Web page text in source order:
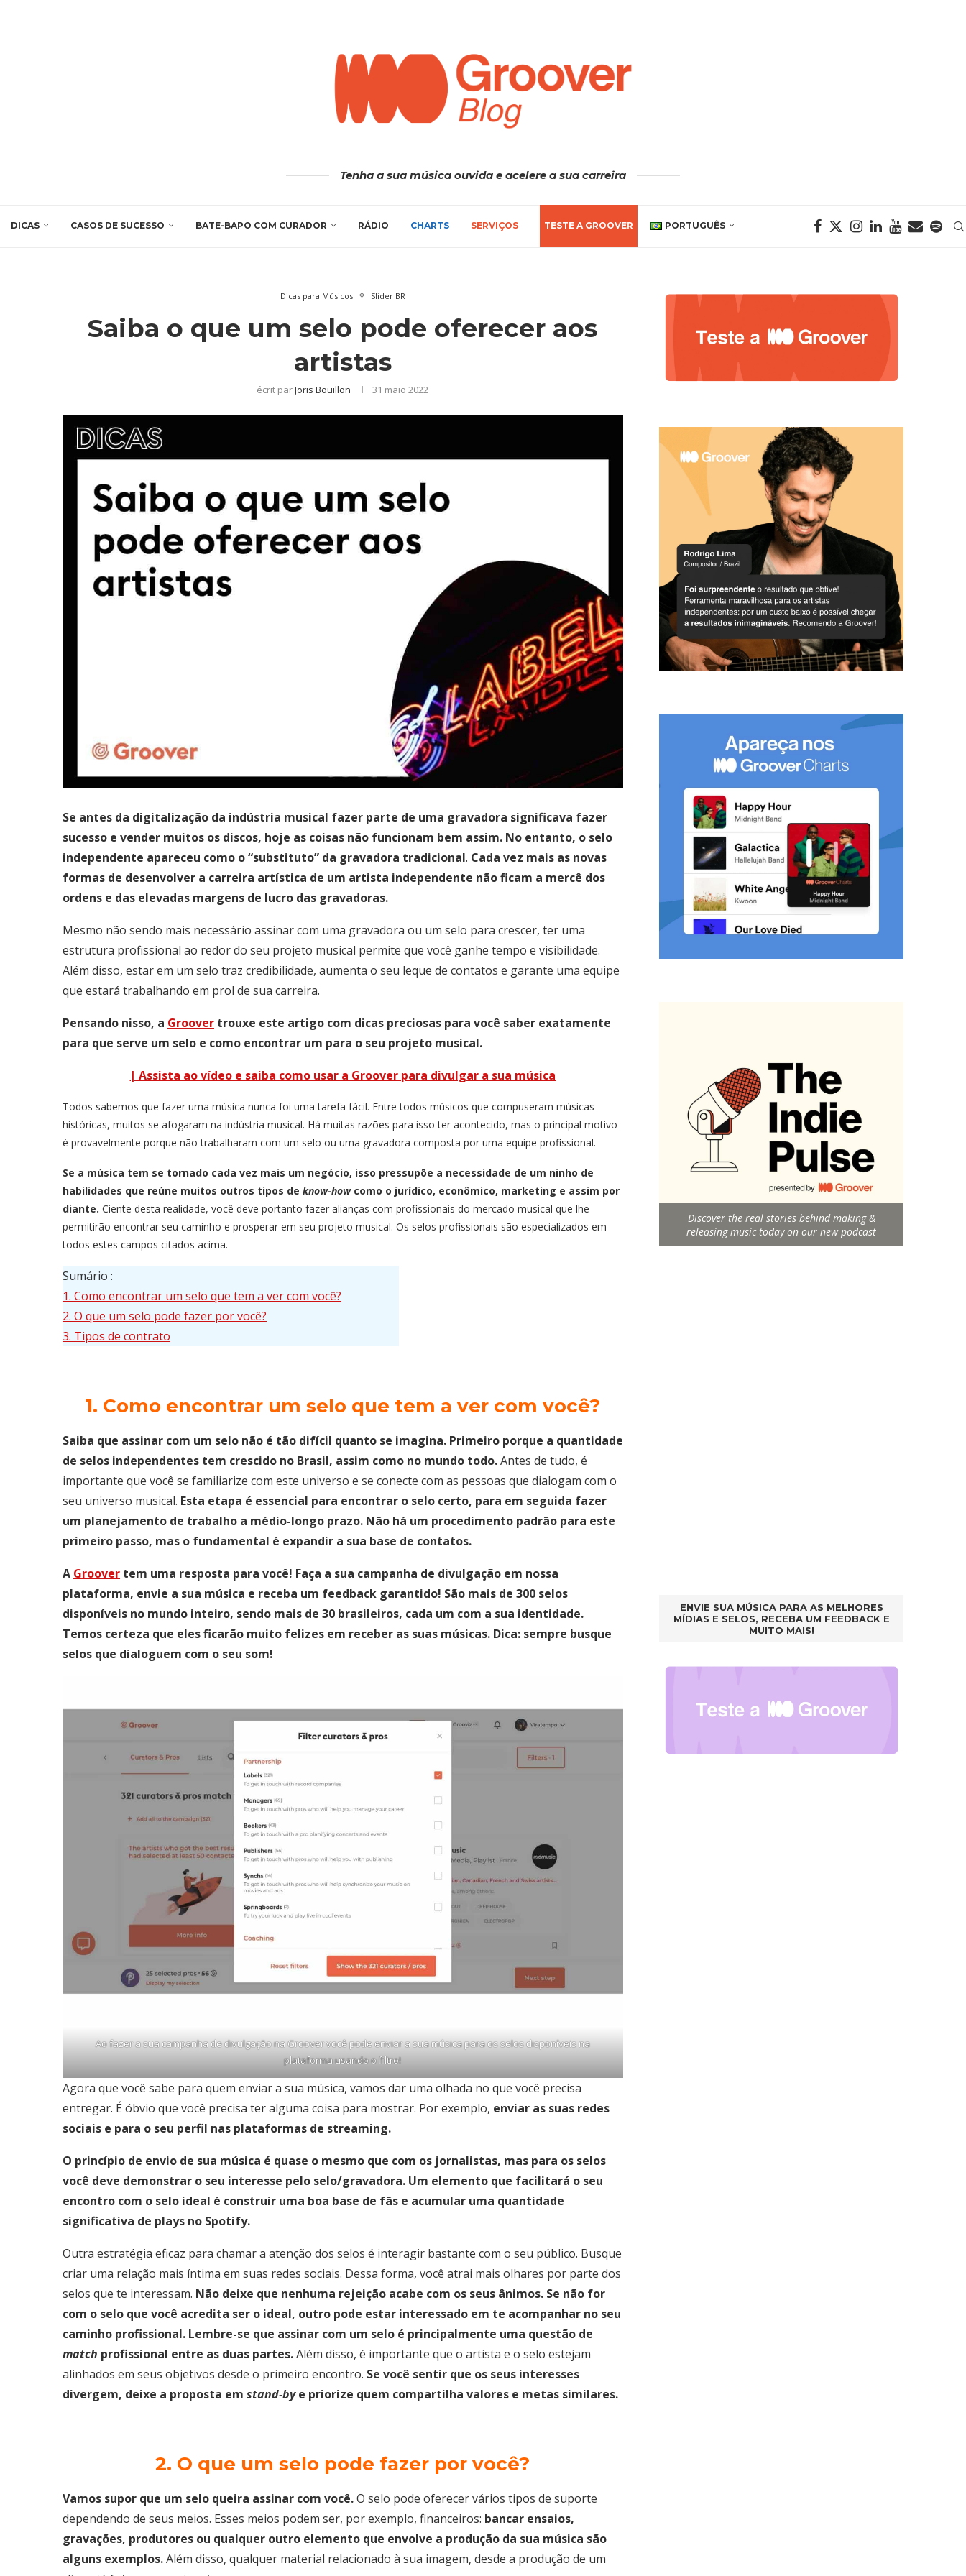
Tenha a sua música ouvida e acelere a sua carreira
DICAS CASOS DE SUCESSO BATE-BAPO COM CURADOR RÁDIO CHARTS SERVIÇOS TESTE A GROOVER PORTUGUÊS
Dicas para Músicos Slider BR
Saiba o que um selo pode oferecer aos
artistas
écrit parJoris Bouillon 31 maio 2022
Se antes da digitalização da indústria musical fazer parte de uma gravadora significava fazer
sucesso e vender muitos os discos, hoje as coisas não funcionam bem assim. No entanto, o selo
independente apareceu como o “substituto” da gravadora tradicional. Cada vez mais as novas
formas de desenvolver a carreira artística de um artista independente não ficam a mercê dos
ordens e das elevadas margens de lucro das gravadoras.
Mesmo não sendo mais necessário assinar com uma gravadora ou um selo para crescer, ter uma
estrutura profissional ao redor do seu projeto musical permite que você ganhe tempo e visibilidade.
Além disso, estar em um selo traz credibilidade, aumenta o seu leque de contatos e garante uma equipe
que estará trabalhando em prol de sua carreira.
Pensando nisso, a Groover trouxe este artigo com dicas preciosas para você saber exatamente
para que serve um selo e como encontrar um para o seu projeto musical.
| Assista ao vídeo e saiba como usar a Groover para divulgar a sua música
Todos sabemos que fazer uma música nunca foi uma tarefa fácil. Entre todos músicos que compuseram músicas
históricas, muitos se afogaram na indústria musical. Há muitas razões para isso ter acontecido, mas o principal motivo
é provavelmente porque não trabalharam com um selo ou uma gravadora composta por uma equipe profissional.
Se a música tem se tornado cada vez mais um negócio, isso pressupõe a necessidade de um ninho de
habilidades que reúne muitos outros tipos de know-howcomo o jurídico, econômico, marketing e assim por
diante. Ciente desta realidade, você deve portanto fazer alianças com profissionais do mercado musical que lhe
permitirão encontrar seu caminho e prosperar em seu projeto musical. Os selos profissionais são especializados em
todos estes campos citados acima.
Sumário :
1. ​​Como encontrar um selo que tem a ver com você?
2. O que um selo pode fazer por você?
3. Tipos de contrato
1. Como encontrar um selo que tem a ver com você?
Saiba que assinar com um selo não é tão difícil quanto se imagina. Primeiro porque a quantidade
de selos independentes tem crescido no Brasil, assim como no mundo todo.Antes de tudo, é
importante que você se familiarize com este universo e se conecte com as pessoas que dialogam com o
seu universo musical. Esta etapa é essencial para encontrar o selo certo, para em seguida fazer
um planejamento de trabalho a médio-longo prazo. Não há um procedimento padrão para este
primeiro passo, mas o fundamental é expandir a sua base de contatos.
A Groover tem uma resposta para você! Faça a sua campanha de divulgação em nossa
plataforma, envie a sua música e receba um feedback garantido! São mais de 300 selos
disponíveis no mundo inteiro, sendo mais de 30 brasileiros, cada um com a sua identidade.
Temos certeza que eles ficarão muito felizes em receber as suas músicas. Dica: sempre busque
selos que dialoguem com o seu som!
Ao fazer a sua campanha de divulgação na Groover você pode enviar a sua música para os selos disponíveis na
plataforma usando o filtro!
Agora que você sabe para quem enviar a sua música, vamos dar uma olhada no que você precisa
entregar. É óbvio que você precisa ter alguma coisa para mostrar. Por exemplo, enviar as suas redes
sociais e para o seu perfil nas plataformas de streaming.
O princípio de envio de sua música é quase o mesmo que com os jornalistas, mas para os selos
você deve demonstrar o seu interesse pelo selo/gravadora. Um elemento que facilitará o seu
encontro com o selo ideal é construir uma boa base de fãs e acumular uma quantidade
significativa de plays no Spotify.
Outra estratégia eficaz para chamar a atenção dos selos é interagir bastante com o seu público. Busque
criar uma relação mais íntima em suas redes sociais. Dessa forma, você atrai mais olhares por parte dos
selos que te interessam. Não deixe que nenhuma rejeição acabe com os seus ânimos. Se não for
com o selo que você acredita ser o ideal, outro pode estar interessado em te acompanhar no seu
caminho profissional. Lembre-se que assinar com um selo é principalmente uma questão de
match profissional entre as duas partes.Além disso, é importante que o artista e o selo estejam
alinhados em seus objetivos desde o primeiro encontro. Se você sentir que os seus interesses
divergem, deixe a proposta em stand-bye priorize quem compartilha valores e metas similares.
2. O que um selo pode fazer por você?
Vamos supor que um selo queira assinar com você.O selo pode oferecer vários tipos de suporte
dependendo de seus meios. Esses meios podem ser, por exemplo, financeiros: bancar ensaios,
gravações, produtores ou qualquer outro elemento que envolve a produção da sua música são
alguns exemplos.Além disso, qualquer material relacionado à sua imagem, desde a produção de um
Discover the real stories behind making &
releasing music today on our new podcast
ENVIE SUA MÚSICA PARA AS MELHORES
MÍDIAS E SELOS, RECEBA UM FEEDBACK E
MUITO MAIS!